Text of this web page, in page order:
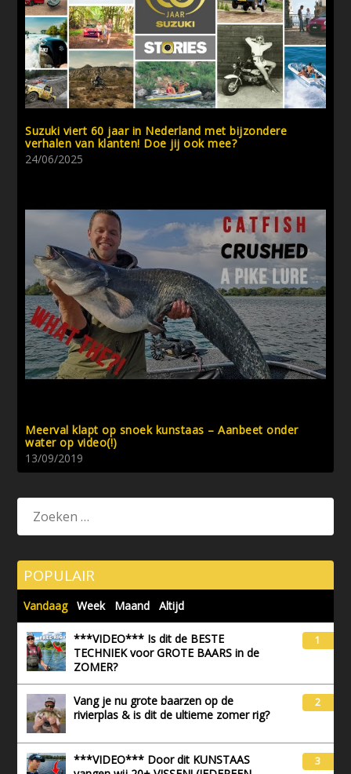
Suzuki viert 60 jaar in Nederland met bijzondere
verhalen van klanten! Doe jij ook mee?
24/06/2025
Meerval klapt op snoek kunstaas – Aanbeet onder
water op video(!)
13/09/2019
POPULAIR
Vandaag Week Maand Altijd
***VIDEO*** Is dit de BESTE
TECHNIEK voor GROTE BAARS in de
ZOMER?
1
Vang je nu grote baarzen op de
rivierplas & is dit de ultieme zomer rig?
2
***VIDEO*** Door dit KUNSTAAS
3